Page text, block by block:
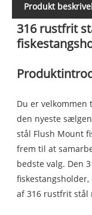
Produkt
316 rustfrit
Du er velkommen
den nyeste
stål Flush Mount
frem til at
bedste valg. Den
af 316 rustfrit stål